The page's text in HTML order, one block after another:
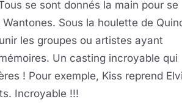
se sont donnés la main pour se
Sous la houlette de
les groupes ou artistes ayant
Un casting incroyable qui
! Pour exemple, Kiss reprend
Incroyable !!!